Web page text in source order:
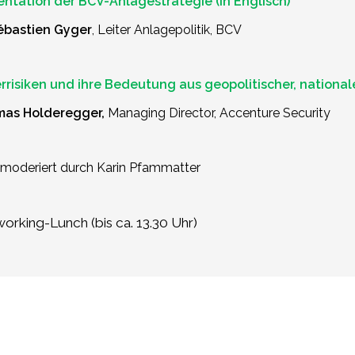
Gyger, Leiter Anlagepolitik, BCV
und ihre Bedeutung aus geopolitischer,
Holderegger, Managing Director, Accenture Security
moderiert durch Karin Pfammatter
-Lunch (bis ca. 13.30 Uhr)